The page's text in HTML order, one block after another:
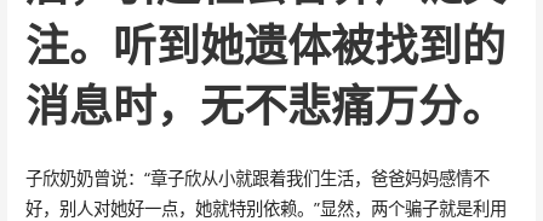
注。听到她遗体被找到的
消息时，无不悲痛万分。
子欣奶奶曾说：“章子欣从小就跟着我们生活，爸爸妈妈感情不
好，别人对她好一点，她就特别依赖。”显然，两个骗子就是利用